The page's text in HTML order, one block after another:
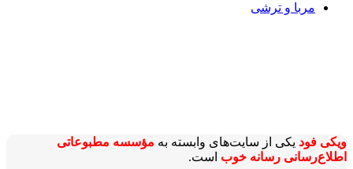
مربا و ترشی
ویکی‌ فود یکی از سایت‌های وابسته به مؤسسه مطبوعاتی
اطلاع‌رسانی رسانه خوب است.